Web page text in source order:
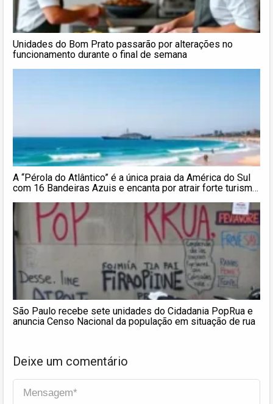
Unidades do Bom Prato passarão por alterações no
funcionamento durante o final de semana
A “Pérola do Atlântico” é a única praia da América do Sul
com 16 Bandeiras Azuis e encanta por atrair forte turismo
São Paulo recebe sete unidades do Cidadania PopRua e
anuncia Censo Nacional da população em situação de rua
Deixe um comentário